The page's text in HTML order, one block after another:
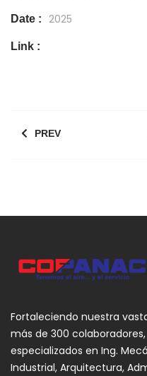
Date : 2025
Link :
PREV
Fortaleciendo nuestra
más de 300
especializados en Ing.
Industrial, Arquitectura,